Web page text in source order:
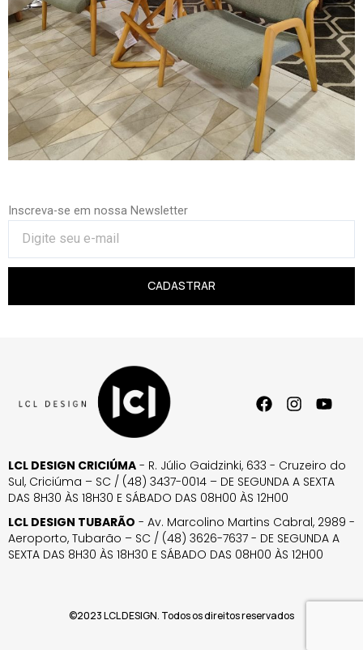
Inscreva-se em nossa Newsletter
CADASTRAR
LCL DESIGN CRICIÚMA - R. Júlio Gaidzinki, 633 - Cruzeiro do
Sul, Criciúma – SC / (48) 3437-0014 – DE SEGUNDA A SEXTA
DAS 8H30 ÀS 18H30 E SÁBADO DAS 08H00 ÀS 12H00
LCL DESIGN TUBARÃO - Av. Marcolino Martins Cabral, 2989 -
Aeroporto, Tubarão – SC / (48) 3626-7637 - DE SEGUNDA A
SEXTA DAS 8H30 ÀS 18H30 E SÁBADO DAS 08H00 ÀS 12H00
©2023 LCL DESIGN. Todos os direitos reservados